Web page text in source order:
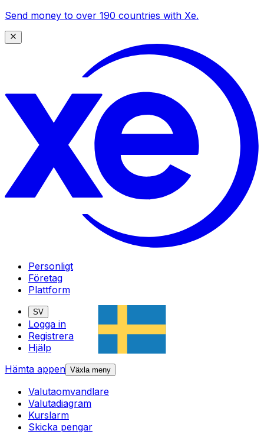
Send money to over 190 countries with Xe.
Personligt
Företag
Plattform
SV
Logga in
Registrera
Hjälp
Hämta appen Växla meny
Valutaomvandlare
Valutadiagram
Kurslarm
Skicka pengar